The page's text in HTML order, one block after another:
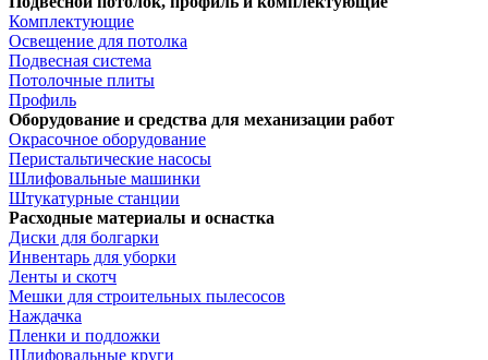
Комплектующие
Освещение для потолка
Подвесная система
Потолочные плиты
Профиль
Оборудование и средства для механизации работ
Окрасочное оборудование
Перистальтические насосы
Шлифовальные машинки
Штукатурные станции
Расходные материалы и оснастка
Диски для болгарки
Инвентарь для уборки
Ленты и скотч
Мешки для строительных пылесосов
Наждачка
Пленки и подложки
Шлифовальные круги